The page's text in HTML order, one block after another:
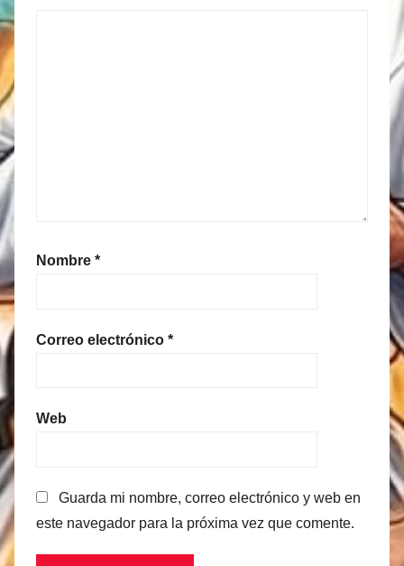
Nombre *
Correo electrónico *
Web
Guarda mi nombre, correo electrónico y web en
este navegador para la próxima vez que comente.